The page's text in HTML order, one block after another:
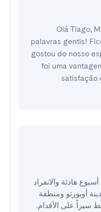
Olá Tiago,
palavras gentis!
gostou do nosso
foi uma
satisfação
سيراً على الأقدام.